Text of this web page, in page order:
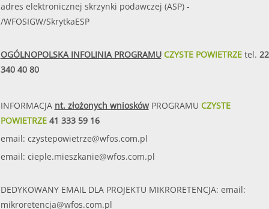
adres elektronicznej skrzynki podawczej (ASP) -
/WFOSIGW/SkrytkaESP
OGÓLNOPOLSKA INFOLINIA PROGRAMUCZYSTE POWIETRZEtel. 22
340 40 80
INFORMACJA nt. złożonych wnioskówPROGRAMU CZYSTE
POWIETRZE41 333 59 16
email: czystepowietrze@wfos.com.pl
email: cieple.mieszkanie@wfos.com.pl
DEDYKOWANY EMAIL DLA PROJEKTU MIKRORETENCJA: email:
mikroretencja@wfos.com.pl